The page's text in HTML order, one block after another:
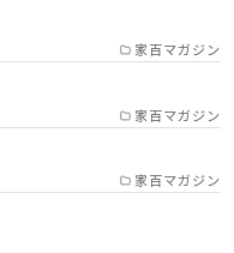
家百マガジン
家百マガジン
家百マガジン